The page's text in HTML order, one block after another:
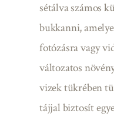
sétálva számos
bukkanni,
fotózásra vagy
változatos
vizek tükrében
tájjal biztosít